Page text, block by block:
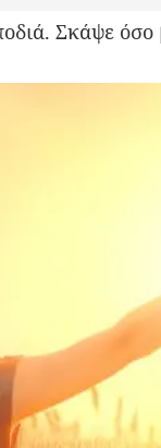
Σκάψε όσο